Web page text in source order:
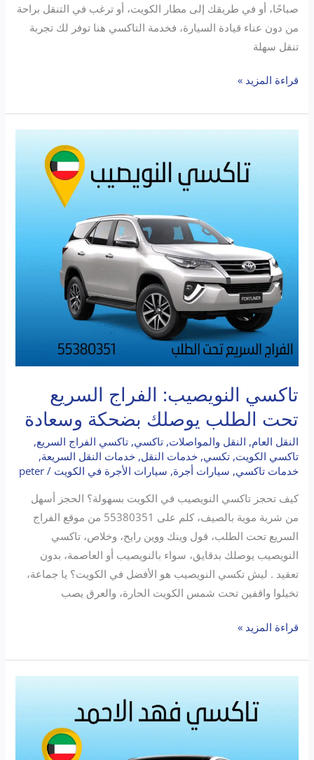
صباحًا، أو في طريقك إلى مطار الكويت، أو ترغب في التنقل براحة
من دون عناء قيادة السيارة، فخدمة التاكسي هنا توفر لك تجربة
تنقل سهلة
قراءة المزيد »
تاكسي النويصيب: الفراج السريع
تحت الطلب يوصلك بضحكة وسعادة
النقل العام, النقل والمواصلات,تاكسي,تاكسي الفراج السريع,
تاكسي الكويت,تكسي,خدمات النقل,خدمات النقل السريعة,
خدمات تاكسي, سيارات أجرة, سيارات الأجرة في الكويت /
peter
كيف تحجز تاكسي النويصيب في الكويت بسهولة؟ الحجز أسهل
من شربة موية بالصيف، كلم على 55380351 من موقع الفراج
السريع تحت الطلب، قول وينك ووين رايح، وخلاص، تاكسي
النويصيب يوصلك بدقايق، سواء بالنويصيب أو العاصمة، بدون
تعقيد . ليش تكسي النويصيب هو الأفضل في الكويت؟ يا جماعة،
تخيلوا واقفين تحت شمس الكويت الحارة، والعرق يصب
يوصلك
بضحكة
وسعادة
قراءة المزيد »